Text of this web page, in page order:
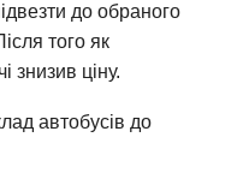
до обраного
того як
знизив ціну.
автобусів до